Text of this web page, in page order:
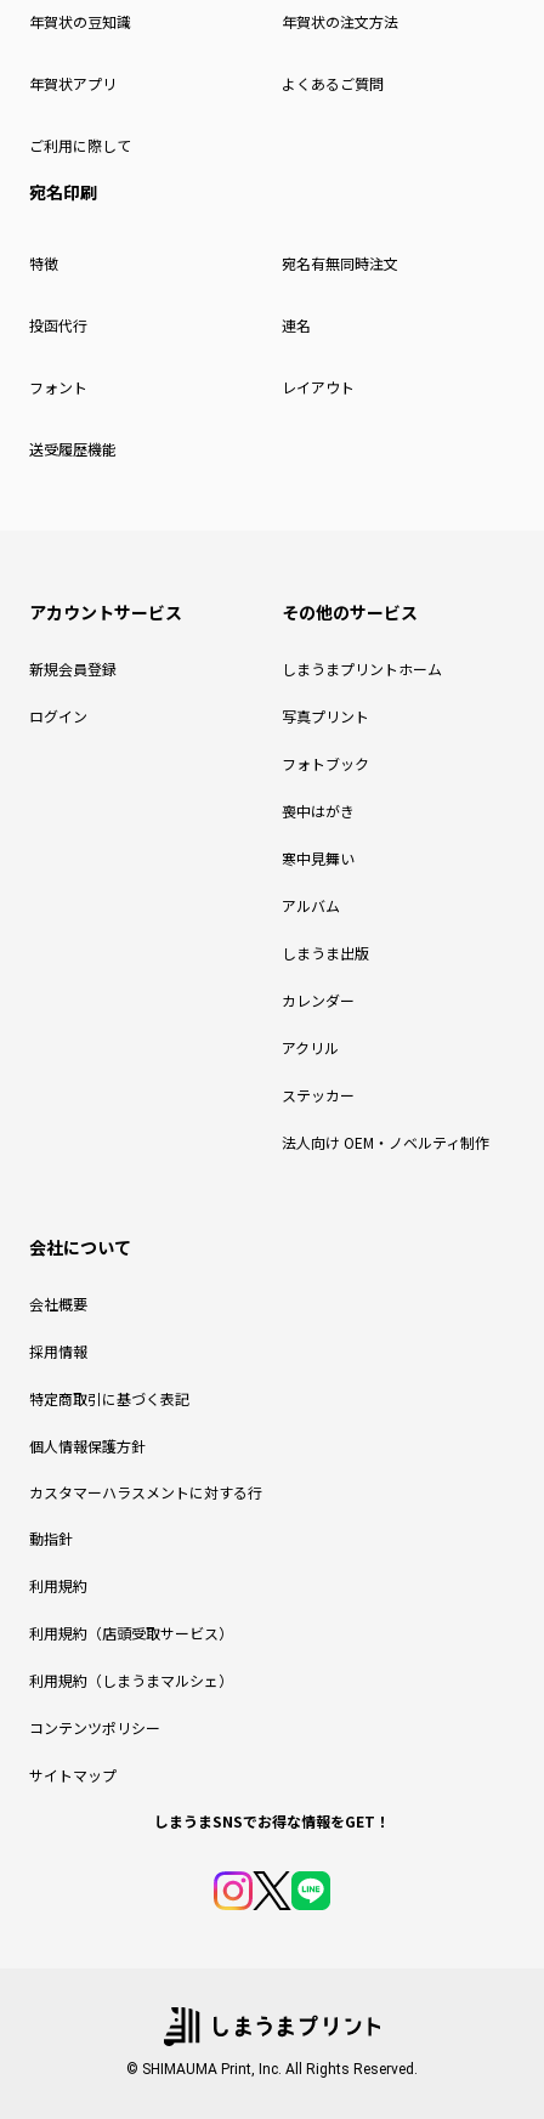
年賀状の豆知識 年賀状の注文方法
年賀状アプリ よくあるご質問
ご利用に際して
宛名印刷
特徴 宛名有無同時注文
投函代行 連名
フォント レイアウト
送受履歴機能
アカウントサービス
新規会員登録
ログイン
その他のサービス
しまうまプリントホーム
写真プリント
フォトブック
喪中はがき
寒中見舞い
アルバム
しまうま出版
カレンダー
アクリル
ステッカー
法人向け OEM・ノベルティ制作
会社について
会社概要
採用情報
特定商取引に基づく表記
個人情報保護方針
カスタマーハラスメントに対する行
動指針
利用規約
利用規約（店頭受取サービス）
利用規約（しまうまマルシェ）
コンテンツポリシー
サイトマップ
しまうまSNSでお得な情報をGET！
© SHIMAUMA Print, Inc. All Rights Reserved.